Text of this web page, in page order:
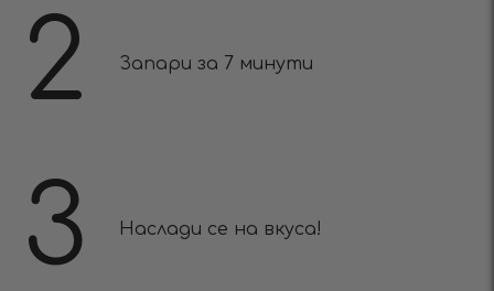
2 Запари за 7 минути
3 Наслади се на вкуса!